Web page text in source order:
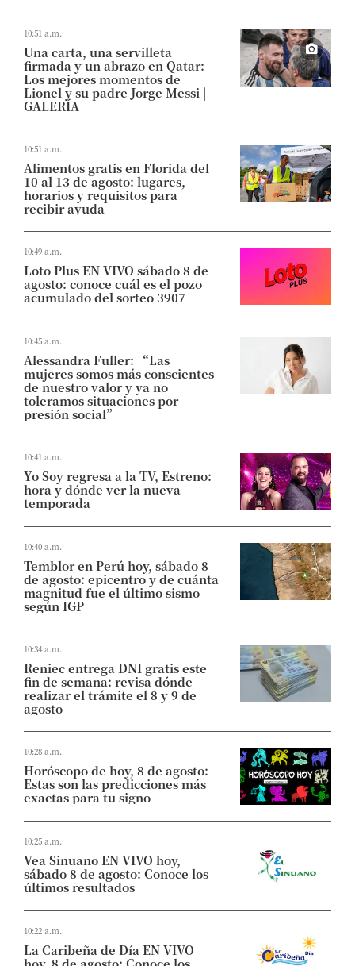
10:51 a.m.
Una carta, una servilleta
firmada y un abrazo en Qatar:
Los mejores momentos de
Lionel y su padre Jorge Messi |
GALERÍA
10:51 a.m.
Alimentos gratis en Florida del
10 al 13 de agosto: lugares,
horarios y requisitos para
recibir ayuda
10:49 a.m.
Loto Plus EN VIVO sábado 8 de
agosto: conoce cuál es el pozo
acumulado del sorteo 3907
10:45 a.m.
Alessandra Fuller: “Las
mujeres somos más conscientes
de nuestro valor y ya no
toleramos situaciones por
presión social”
10:41 a.m.
Yo Soy regresa a la TV, Estreno:
hora y dónde ver la nueva
temporada
10:40 a.m.
Temblor en Perú hoy, sábado 8
de agosto: epicentro y de cuánta
magnitud fue el último sismo
según IGP
10:34 a.m.
Reniec entrega DNI gratis este
fin de semana: revisa dónde
realizar el trámite el 8 y 9 de
agosto
10:28 a.m.
Horóscopo de hoy, 8 de agosto:
Estas son las predicciones más
exactas para tu signo
10:25 a.m.
Vea Sinuano EN VIVO hoy,
sábado 8 de agosto: Conoce los
últimos resultados
10:22 a.m.
La Caribeña de Día EN VIVO